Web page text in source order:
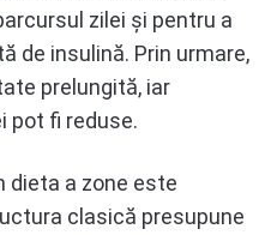
zilei și pentru a
de insulină. Prin urmare,
prelungită, iar
pot fi reduse.
dieta a zone este
clasică presupune